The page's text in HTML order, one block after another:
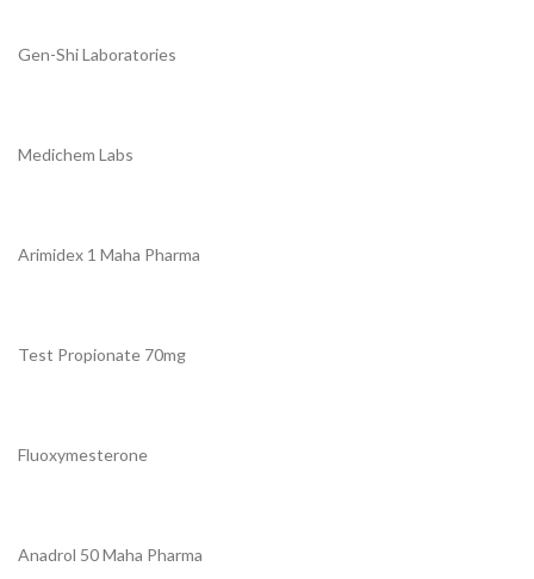
Gen-Shi Laboratories
Medichem Labs
Arimidex 1 Maha Pharma
Test Propionate 70mg
Fluoxymesterone
Anadrol 50 Maha Pharma